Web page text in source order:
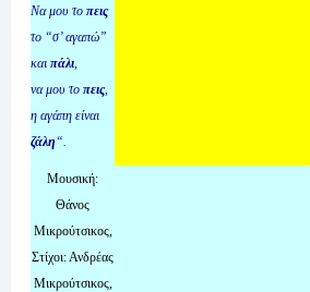
Nα μου τοπεις
το “σ’ αγαπώ”
και πάλι,
να μου τοπεις,
η αγάπη είναι
ζάλη“.
Μουσική:
Θάνος
Μικρούτσικος,
Στίχοι: Ανδρέας
Μικρούτσικος,